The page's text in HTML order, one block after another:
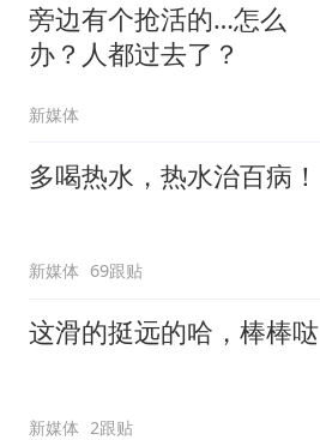
旁边有个抢活的…怎么
办？人都过去了？
新媒体
多喝热水，热水治百病！
新媒体 69跟贴
这滑的挺远的哈，棒棒哒
新媒体 2跟贴